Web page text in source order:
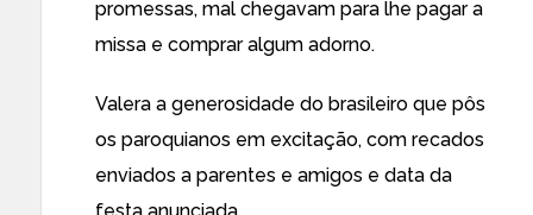
promessas, mal chegavam para lhe pagar a
missa e comprar algum adorno.
Valera a generosidade do brasileiro que pôs
os paroquianos em excitação, com recados
enviados a parentes e amigos e data da